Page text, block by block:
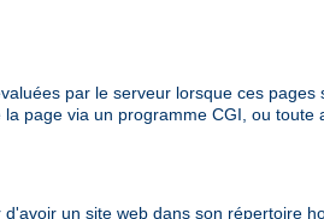
par le serveur lorsque ces
page via un programme CGI, ou toute
un site web dans son répertoire